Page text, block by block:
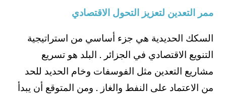
ممر التعدين لتعزيز التحول الاقتصادي
السكك الحديدية هي جزء أساسي من استراتيجية
التنويع الاقتصادي في الجزائر . البلد هو تسريع
مشاريع التعدين مثل الفوسفات وخام الحديد للحد
من الاعتماد على النفط والغاز . ومن المتوقع أن يبدأ